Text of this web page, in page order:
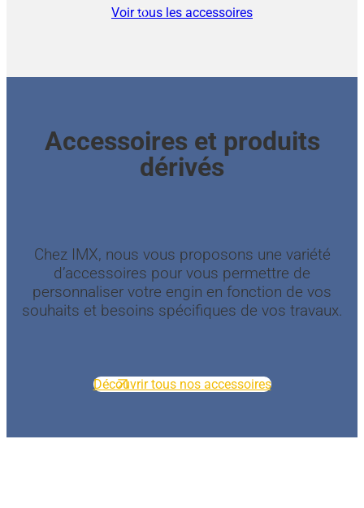
Voir tous les accessoires
Accessoires et produits
dérivés
Chez IMX, nous vous proposons une variété
d’accessoires pour vous permettre de
personnaliser votre engin en fonction de vos
souhaits et besoins spécifiques de vos travaux.
Découvrir tous nos accessoires